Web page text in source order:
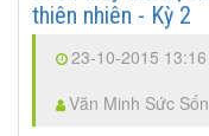
thiên nhiên - Kỳ 2
23-10-2015 13:16
Văn Minh Sức